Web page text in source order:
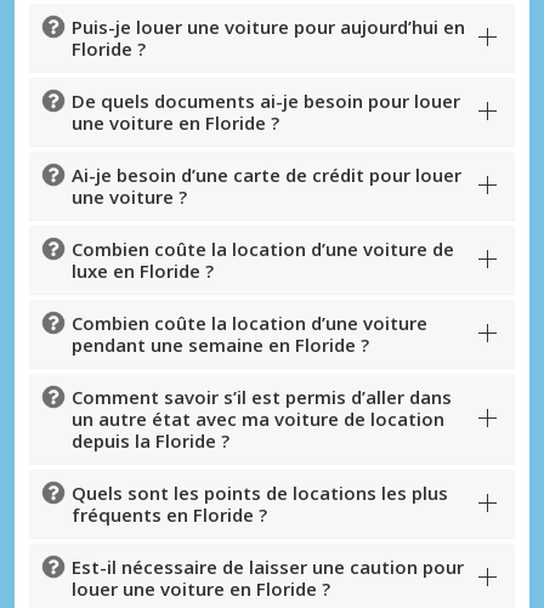
Puis-je louer une voiture pour aujourd’hui en
Floride ?
De quels documents ai-je besoin pour louer
une voiture en Floride ?
Ai-je besoin d’une carte de crédit pour louer
une voiture ?
Combien coûte la location d’une voiture de
luxe en Floride ?
Combien coûte la location d’une voiture
pendant une semaine en Floride ?
Comment savoir s’il est permis d’aller dans
un autre état avec ma voiture de location
depuis la Floride ?
Quels sont les points de locations les plus
fréquents en Floride ?
Est-il nécessaire de laisser une caution pour
louer une voiture en Floride ?